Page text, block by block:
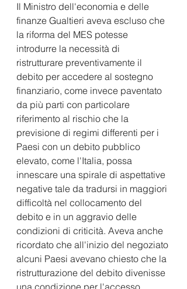
Il Ministro dell'economia e delle
finanze Gualtieri aveva escluso che
la riforma del MES potesse
introdurre la necessità di
ristrutturare preventivamente il
debito per accedere al sostegno
finanziario, come invece paventato
da più parti con particolare
riferimento al rischio che la
previsione di regimi differenti per i
Paesi con un debito pubblico
elevato, come l'Italia, possa
innescare una spirale di aspettative
negative tale da tradursi in maggiori
difficoltà nel collocamento del
debito e in un aggravio delle
condizioni di criticità. Aveva anche
ricordato che all'inizio del negoziato
alcuni Paesi avevano chiesto che la
ristrutturazione del debito divenisse